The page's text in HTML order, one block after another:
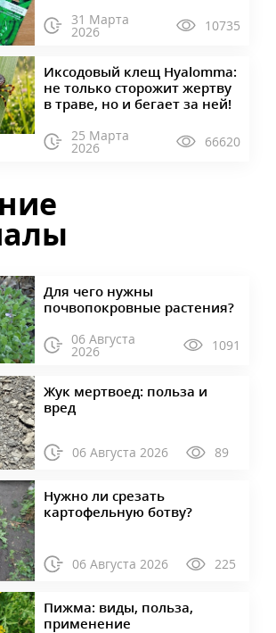
31 Марта
2026 10735
Иксодовый клещ Hyalomma:
не только сторожит жертву
в траве, но и бегает за ней!
25 Марта
2026 66620
Для чего нужны
почвопокровные растения?
06 Августа
2026 1091
Жук мертвоед: польза и
вред
06 Августа 2026 89
Нужно ли срезать
картофельную ботву?
06 Августа 2026 225
Пижма: виды, польза,
применение